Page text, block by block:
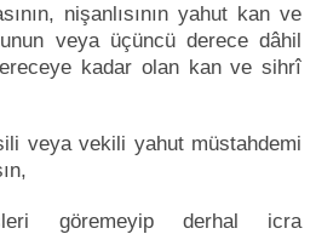
nişanlısının yahut kan ve
veya üçüncü derece dâhil
kadar olan kan ve sihrî
veya vekili yahut müstahdemi
göremeyip derhal icra